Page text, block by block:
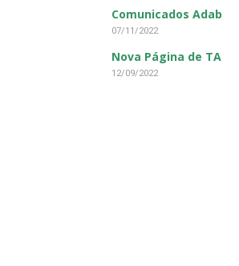
Comunicados Adab
07/11/2022
Nova Página de TA
12/09/2022